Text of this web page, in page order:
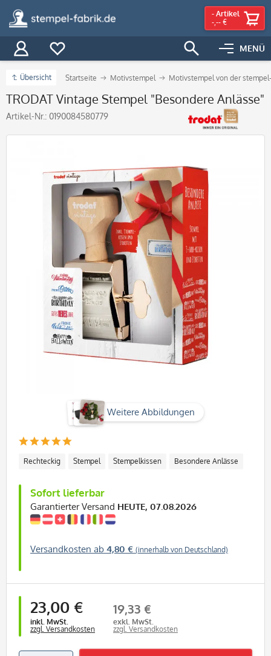
MENÜ
- Artikel
-,-- €
Übersicht Startseite Motivstempel Motivstempel von der
TRODAT Vintage Stempel "Besondere Anlässe"
Artikel-Nr.: 0190084580779
Weitere Abbildungen
Rechteckig Stempel Stempelkissen Besondere Anlässe
Sofort lieferbar
Garantierter Versand HEUTE, 07.08.2026
Versandkosten ab 4,80 € (innerhalb von Deutschland)
23,00 €
inkl. MwSt.
zzgl. Versandkosten
19,33 €
exkl. MwSt.
zzgl. Versandkosten